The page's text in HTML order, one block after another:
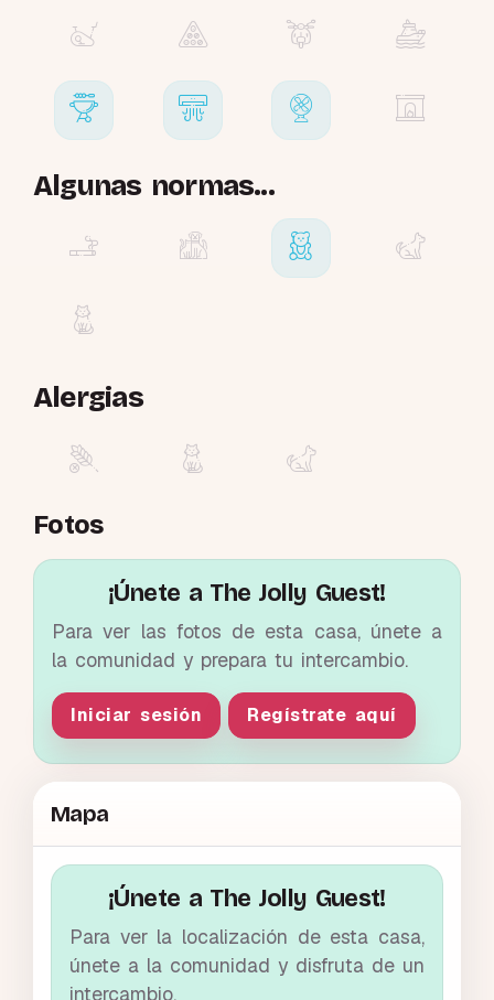
Algunas normas...
Alergias
Fotos
¡Únete a The Jolly Guest!
Para ver las fotos de esta casa, únete a
la comunidad y prepara tu intercambio.
Iniciar sesión Regístrate aquí
Mapa
¡Únete a The Jolly Guest!
Para ver la localización de esta casa,
únete a la comunidad y disfruta de un
intercambio.